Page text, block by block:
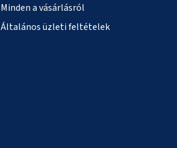
Minden a vásárlásról
Általános üzleti feltételek